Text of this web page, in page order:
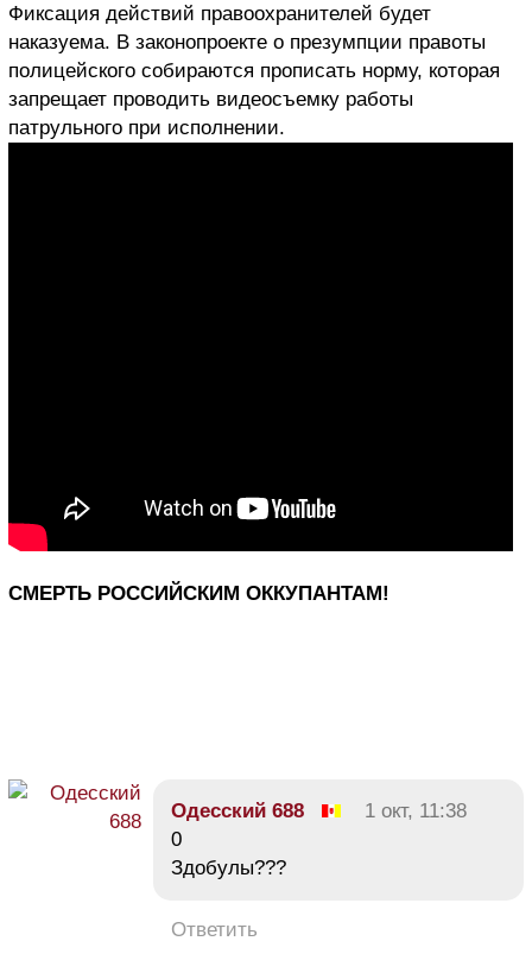
Фиксация действий правоохранителей будет
наказуема. В законопроекте о презумпции правоты
полицейского собираются прописать норму, которая
запрещает проводить видеосъемку работы
патрульного при исполнении.
СМЕРТЬ РОССИЙСКИМ ОККУПАНТАМ!
Одесский 688
1 окт, 11:38
0
Здобулы???
Ответить